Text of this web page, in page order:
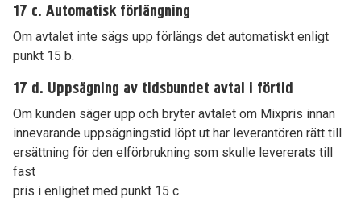
17 c. Automatisk förlängning
Om avtalet inte sägs upp förlängs det automatiskt enligt
punkt 15 b.
17 d. Uppsägning av tidsbundet avtal i förtid
Om kunden säger upp och bryter avtalet om Mixpris innan
innevarande uppsägningstid löpt ut har leverantören rätt till
ersättning för den elförbrukning som skulle levererats till
fast
pris i enlighet med punkt 15 c.